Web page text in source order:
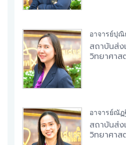
อาจารย์ปุ
สถาบันส่ง
วิทยาศาส
อาจารย์ณั
สถาบันส่ง
วิทยาศาส